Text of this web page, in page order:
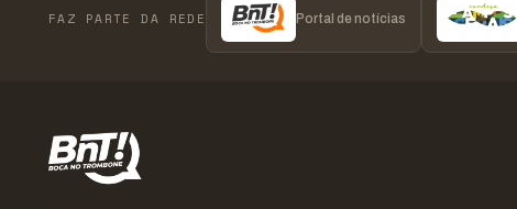
FAZ PARTE DA REDE Portal de notícias